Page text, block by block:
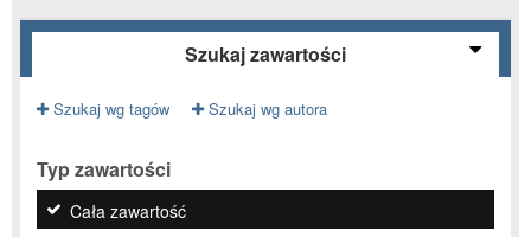
Szukaj zawartości
Szukaj wg tagów Szukaj wg autora
Typ zawartości
Cała zawartość